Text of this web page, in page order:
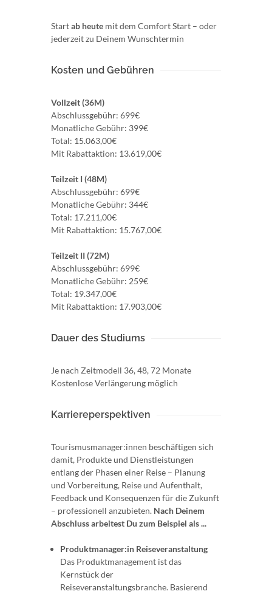
Startab heute mit dem Comfort Start – oder
jederzeit zu Deinem Wunschtermin
Kosten und Gebühren
Vollzeit (36M)
Abschlussgebühr: 699€
Monatliche Gebühr: 399€
Total: 15.063,00€
Mit Rabattaktion: 13.619,00€
Teilzeit I (48M)
Abschlussgebühr: 699€
Monatliche Gebühr: 344€
Total: 17.211,00€
Mit Rabattaktion: 15.767,00€
Teilzeit II (72M)
Abschlussgebühr: 699€
Monatliche Gebühr: 259€
Total: 19.347,00€
Mit Rabattaktion: 17.903,00€
Dauer des Studiums
Je nach Zeitmodell 36, 48, 72 Monate
Kostenlose Verlängerung möglich
Karriereperspektiven
Tourismusmanager:innen beschäftigen sich
damit, Produkte und Dienstleistungen
entlang der Phasen einer Reise – Planung
und Vorbereitung, Reise und Aufenthalt,
Feedback und Konsequenzen für die Zukunft
– professionell anzubieten. Nach Deinem
Abschluss arbeitest Du zum Beispiel als ...
Produktmanager:in Reiseveranstaltung
Das Produktmanagement ist das
Kernstück der
Reiseveranstaltungsbranche. Basierend